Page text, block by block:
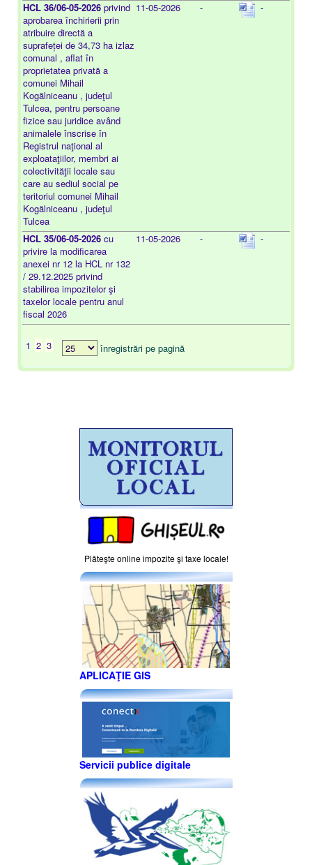
HCL 36/06-05-2026 privind
aprobarea închirierii prin
atribuire directă a
suprafeței de 34,73 ha izlaz
comunal , aflat în
proprietatea privată a
comunei Mihail
Kogălniceanu , judeţul
Tulcea, pentru persoane
fizice sau juridice având
animalele înscrise în
Registrul naţional al
exploataţiilor, membri ai
colectivităţii locale sau
care au sediul social pe
teritoriul comunei Mihail
Kogălniceanu , judeţul
Tulcea
11-05-2026 - -
HCL 35/06-05-2026 cu
privire la modificarea
anexei nr 12 la HCL nr 132
/ 29.12.2025 privind
stabilirea impozitelor şi
taxelor locale pentru anul
fiscal 2026
11-05-2026 - -
1 2 3 înregistrări pe pagină
Plăteşte online impozite şi taxe locale!
APLICAŢIE GIS
Servicii publice digitale